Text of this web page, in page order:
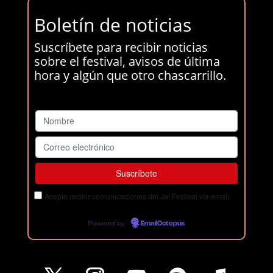
Boletín de noticias
Suscríbete para recibir noticias
sobre el festival, avisos de última
hora y algún que otro chascarrillo.
Acepto recibir comunicaciones del Ja! Festival vía email.
Powered by EmailOctopus